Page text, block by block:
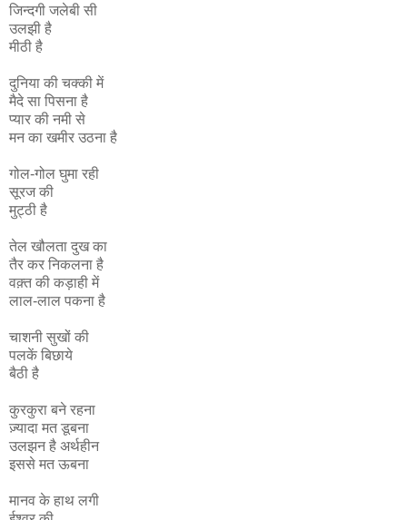
जिन्दगी जलेबी सी
उलझी है
मीठी है
दुनिया की चक्की में
मैदे सा पिसना है
प्यार की नमी से
मन का खमीर उठना है
गोल-गोल घुमा रही
सूरज की
मुट्ठी है
तेल खौलता दुख का
तैर कर निकलना है
वक़्त की कड़ाही में
लाल-लाल पकना है
चाशनी सुखों की
पलकें बिछाये
बैठी है
कुरकुरा बने रहना
ज़्यादा मत डूबना
उलझन है अर्थहीन
इससे मत ऊबना
मानव के हाथ लगी